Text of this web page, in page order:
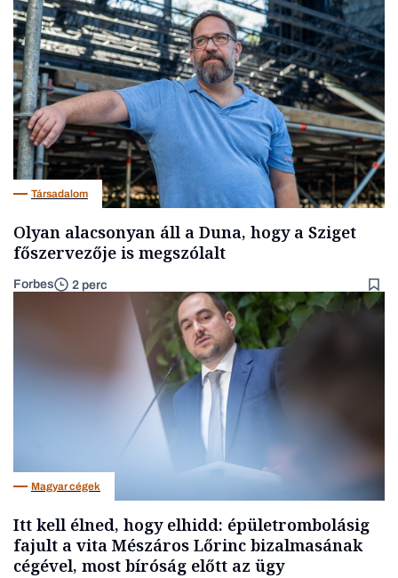
Társadalom
Olyan alacsonyan áll a Duna, hogy a Sziget
főszervezője is megszólalt
Forbes 2 perc
Magyar cégek
Itt kell élned, hogy elhidd: épületrombolásig
fajult a vita Mészáros Lőrinc bizalmasának
cégével, most bíróság előtt az ügy